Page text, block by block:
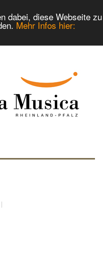
dabei, diese Webseite zu
Mehr Infos hier: